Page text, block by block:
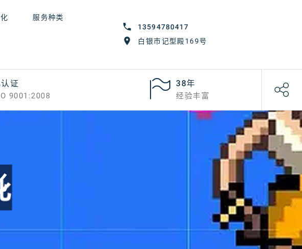
13594780417
白银市记型殿169号
服务种类
证
9001:2008
38年
经验丰富